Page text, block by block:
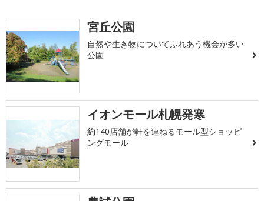
宮丘公園
自然や生き物についてふれあう機会が多い
公園
イオンモール札幌発寒
約140店舗が軒を連ねるモール型ショッピ
ングモール